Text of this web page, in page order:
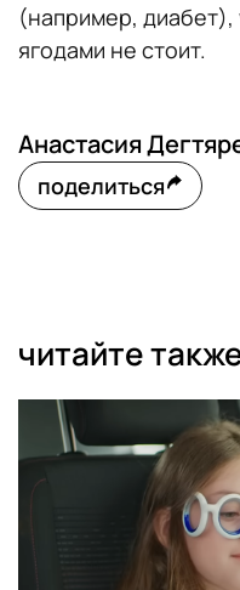
(например, диабет),
ягодами не стоит.
Анастасия
поделиться
читайте